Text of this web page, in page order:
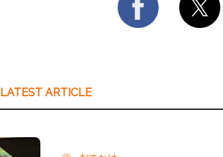
LATEST ARTICLE